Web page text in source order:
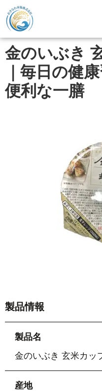
金のいぶき
｜毎日の健
便利な一膳
製品情報
製品名
金のいぶき 玄米カッ
産地